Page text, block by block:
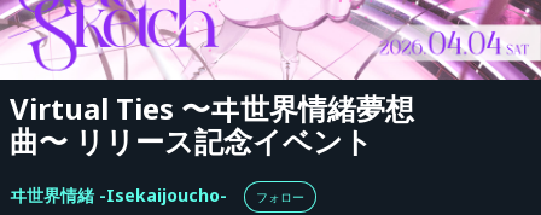
Virtual Ties 〜ヰ世界情緒夢想
曲〜 リリース記念イベント
ヰ世界情緒 -Isekaijoucho- フォロー